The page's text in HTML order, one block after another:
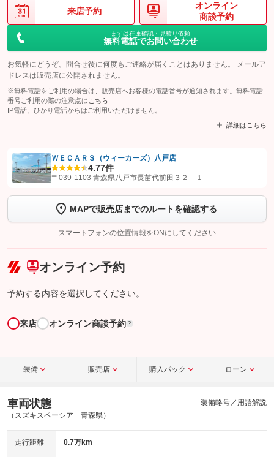
来店予約
オンライン
商談予約
まずは在庫確認・見積り依頼
無料電話でお問い合わせ
お気軽にどうぞ。問合せ後に何度もご連絡が届くことはありません。 メールア
ドレスは販売店に公開されません。
※無料電話をご利用の場合は、販売店へお客様の電話番号が通知されます。無料電話
番号ご利用の際の注意点は こちら
IP電話、ひかり電話からはご利用いただけません。
詳細はこちら
【STEP1】認証画面でグーネットを友だち追加してから「許可する」ボタンを押
トーク画面で
ボタンをタップして問い合わせを
完了してください。
こちら
ＷＥＣＡＲＳ（ウィーカーズ）八戸店
4.77件
〒039-1103 青森県八戸市長苗代前田３２－１
MAPで販売店までのルートを確認する
スマートフォンの位置情報をONにしてください
オンライン予約
予約する内容を選択してください。
来店 オンライン商談予約 ?
装備 販売店 購入パック ローン
車両状態
（スズキスペーシア 青森県）
装備略号／用語解説
走行距離 0.7万km